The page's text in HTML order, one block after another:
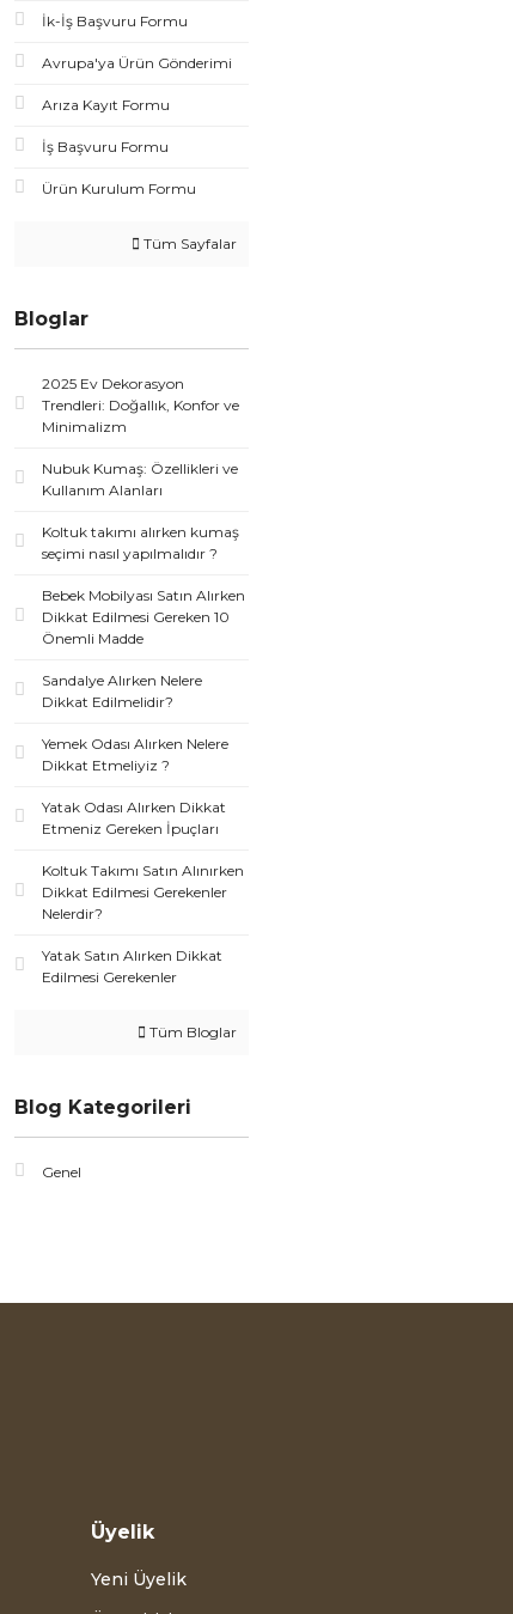
İk-İş Başvuru Formu
Avrupa'ya Ürün Gönderimi
Arıza Kayıt Formu
İş Başvuru Formu
Ürün Kurulum Formu
Tüm Sayfalar
Bloglar
2025 Ev Dekorasyon
Trendleri: Doğallık, Konfor ve
Minimalizm
Nubuk Kumaş: Özellikleri ve
Kullanım Alanları
Koltuk takımı alırken kumaş
seçimi nasıl yapılmalıdır ?
Bebek Mobilyası Satın Alırken
Dikkat Edilmesi Gereken 10
Önemli Madde
Sandalye Alırken Nelere
Dikkat Edilmelidir?
Yemek Odası Alırken Nelere
Dikkat Etmeliyiz ?
Yatak Odası Alırken Dikkat
Etmeniz Gereken İpuçları
Koltuk Takımı Satın Alınırken
Dikkat Edilmesi Gerekenler
Nelerdir?
Yatak Satın Alırken Dikkat
Edilmesi Gerekenler
Tüm Bloglar
Blog Kategorileri
Genel
Üyelik
Yeni Üyelik